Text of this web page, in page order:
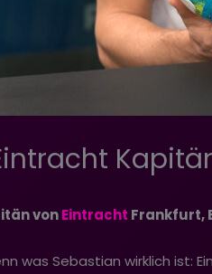
von‪Eintracht ‬ Frankfurt,
was Sebastian wirklich ist: